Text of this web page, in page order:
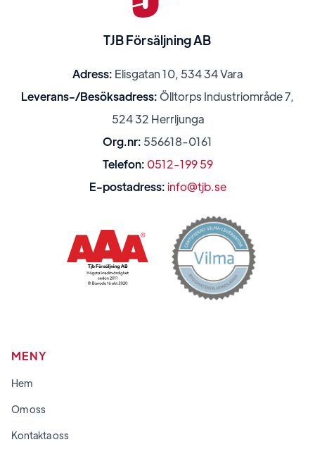
TJB Försäljning AB
Adress: Elisgatan 10, 534 34 Vara
Leverans-/Besöksadress: Ölltorps Industriområde 7,
524 32 Herrljunga
Org.nr: 556618-0161
Telefon: 0512-199 59
E-postadress: info@tjb.se
MENY
Hem
Om oss
Kontakta oss